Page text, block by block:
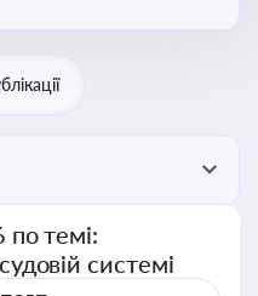
спорів та
темі:
системі